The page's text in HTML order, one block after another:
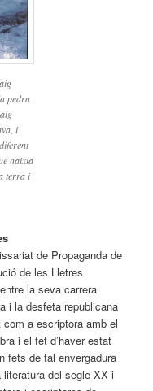
pedra
i
naixia
terra i
de Propaganda de
de les Lletres
la seva carrera
i la desfeta republicana
a escriptora amb el
i el fet d’haver estat
fets de tal envergadura
literatura del segle XX i